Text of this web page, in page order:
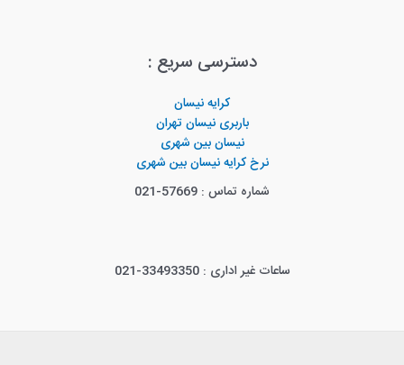
دسترسی سریع :
کرایه نیسان
باربری نیسان تهران
نیسان بین شهری
نرخ کرایه نیسان بین شهری
شماره تماس : 57669-021
ساعات غیر اداری : 33493350-021